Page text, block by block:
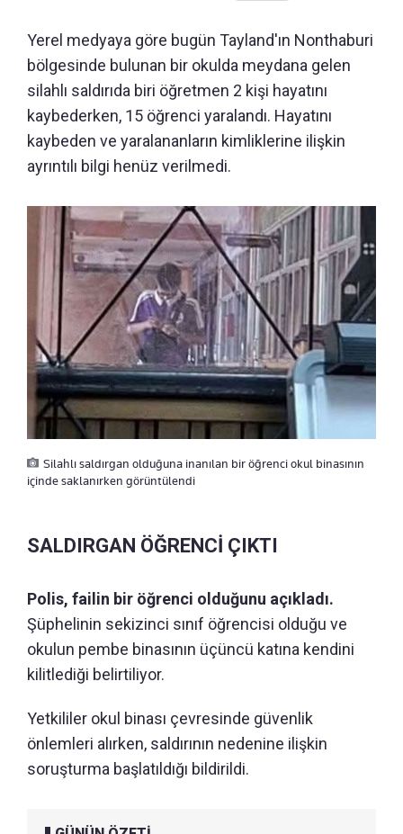
Yerel medyaya göre bugün Tayland'ın Nonthaburi
bölgesinde bulunan bir okulda meydana gelen
silahlı saldırıda biri öğretmen 2 kişi hayatını
kaybederken, 15 öğrenci yaralandı. Hayatını
kaybeden ve yaralananların kimliklerine ilişkin
ayrıntılı bilgi henüz verilmedi.
Silahlı saldırgan olduğuna inanılan bir öğrenci okul binasının
içinde saklanırken görüntülendi
SALDIRGAN ÖĞRENCİ ÇIKTI
Polis, failin bir öğrenci olduğunu açıkladı.
Şüphelinin sekizinci sınıf öğrencisi olduğu ve
okulun pembe binasının üçüncü katına kendini
kilitlediği belirtiliyor.
Yetkililer okul binası çevresinde güvenlik
önlemleri alırken, saldırının nedenine ilişkin
soruşturma başlatıldığı bildirildi.